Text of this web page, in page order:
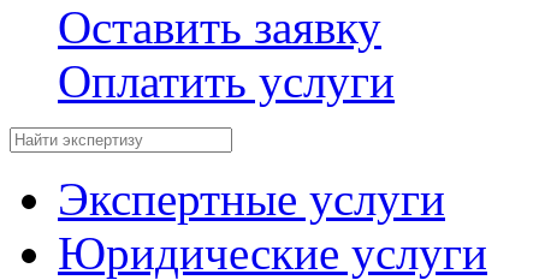
Оставить заявку
Оплатить услуги
Экспертные услуги
Юридические услуги